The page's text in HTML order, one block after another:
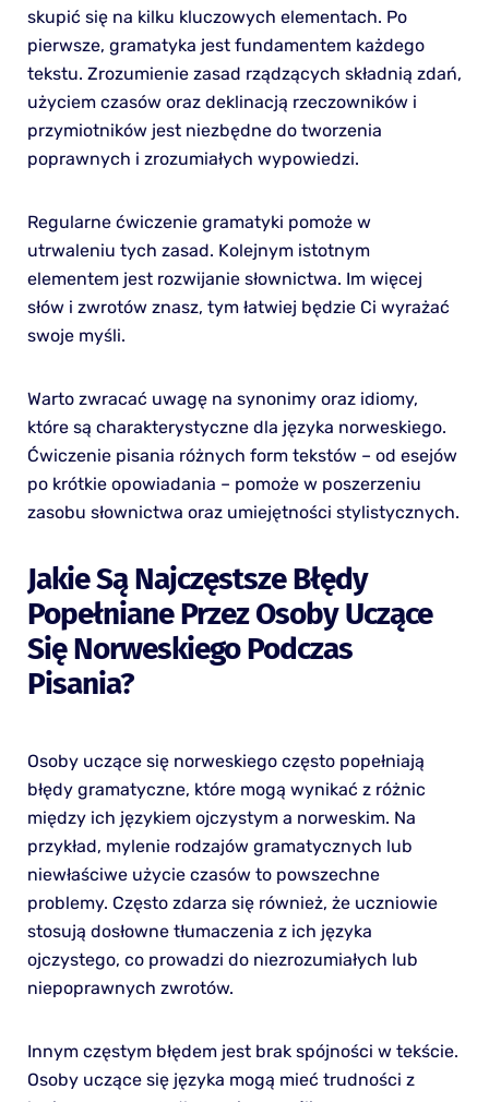
skupić się na kilku kluczowych elementach. Po
pierwsze, gramatyka jest fundamentem każdego
tekstu. Zrozumienie zasad rządzących składnią zdań,
użyciem czasów oraz deklinacją rzeczowników i
przymiotników jest niezbędne do tworzenia
poprawnych i zrozumiałych wypowiedzi.
Regularne ćwiczenie gramatyki pomoże w
utrwaleniu tych zasad. Kolejnym istotnym
elementem jest rozwijanie słownictwa. Im więcej
słów i zwrotów znasz, tym łatwiej będzie Ci wyrażać
swoje myśli.
Warto zwracać uwagę na synonimy oraz idiomy,
które są charakterystyczne dla języka norweskiego.
Ćwiczenie pisania różnych form tekstów – od esejów
po krótkie opowiadania – pomoże w poszerzeniu
zasobu słownictwa oraz umiejętności stylistycznych.
Jakie Są Najczęstsze Błędy
Popełniane Przez Osoby Uczące
Się Norweskiego Podczas
Pisania?
Osoby uczące się norweskiego często popełniają
błędy gramatyczne, które mogą wynikać z różnic
między ich językiem ojczystym a norweskim. Na
przykład, mylenie rodzajów gramatycznych lub
niewłaściwe użycie czasów to powszechne
problemy. Często zdarza się również, że uczniowie
stosują dosłowne tłumaczenia z ich języka
ojczystego, co prowadzi do niezrozumiałych lub
niepoprawnych zwrotów.
Innym częstym błędem jest brak spójności w tekście.
Osoby uczące się języka mogą mieć trudności z